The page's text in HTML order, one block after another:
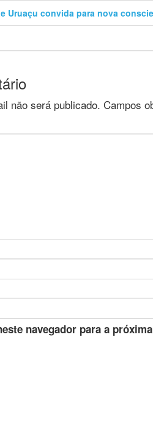
Uruaçu convida para nova
não será publicado. Campos
navegador para a